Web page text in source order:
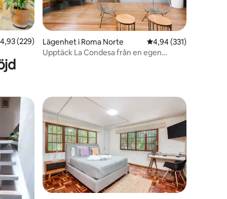
av 5 i genomsnittligt betyg, 229 omdömen
4,93 (229)
Lägenhet i Roma Norte 4,94 av 5 i
4,94 (331)
Upptäck La Condesa från en egen